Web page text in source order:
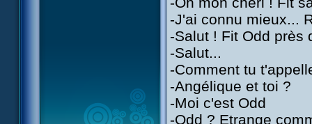
-J'ai connu mieux...
-Salut ! Fit Odd près
-Salut...
-Comment tu
-Angélique et toi ?
-Moi c'est Odd
-Odd ? Etrange